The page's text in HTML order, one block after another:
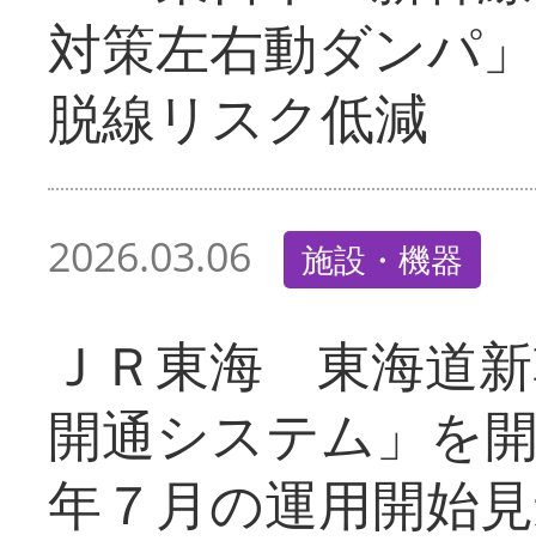
対策左右動ダン
脱線リスク低減
2026.03.06 施設・機器
ＪＲ東海 東海道
開通システム」を
年７月の運用開始